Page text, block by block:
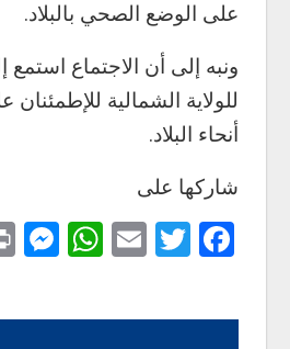
على الوضع الصحي بالبلاد.
ونبه إلى أن الاجتماع
للولاية الشمالية
أنحاء البلاد.
شاركها على
Facebook
Twitter
Email